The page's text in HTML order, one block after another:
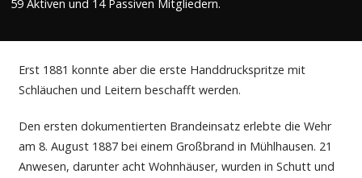
59 Aktiven und 14 Passiven Mitgliedern.
Erst 1881 konnte aber die erste Handdruckspritze mit
Schläuchen und Leitern beschafft werden.
Den ersten dokumentierten Brandeinsatz erlebte die Wehr
am 8. August 1887 bei einem Großbrand in Mühlhausen. 21
Anwesen, darunter acht Wohnhäuser, wurden in Schutt und